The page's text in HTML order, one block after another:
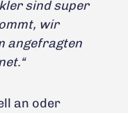
sind super
wir
angefragten
an oder